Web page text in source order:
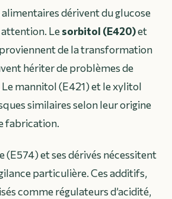
dérivent du glucose
Lesorbitol (E420)et
proviennent de la transformation
hériter de problèmes de
mannitol (E421) et le xylitol
similaires selon leur origine
fabrication.
(E574) et ses dérivés nécessitent
particulière. Ces additifs,
comme régulateurs d’acidité,